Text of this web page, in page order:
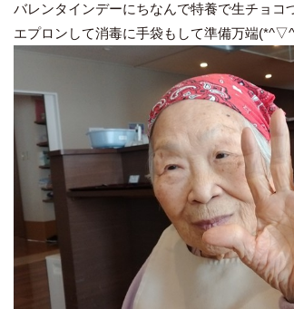
バレンタインデーにちなんで特養で生チョコ
エプロンして消毒に手袋もして準備万端